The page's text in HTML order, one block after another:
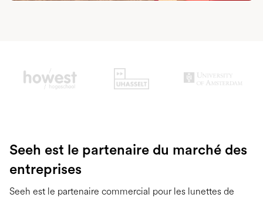
Seeh est le partenaire du marché des
entreprises
Seeh est le partenaire commercial pour les lunettes de